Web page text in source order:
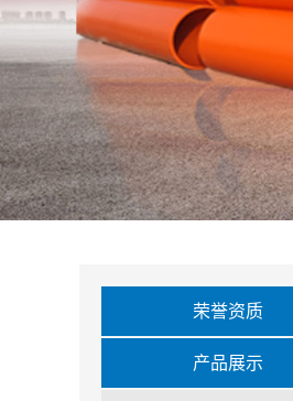
荣誉资质
产品展示